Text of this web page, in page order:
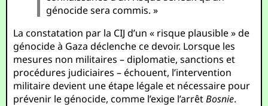
génocide sera commis. »
La constatation par la CIJ d’un « risque plausible » de
génocide à Gaza déclenche ce devoir. Lorsque les
mesures non militaires – diplomatie, sanctions et
procédures judiciaires – échouent, l’intervention
militaire devient une étape légale et nécessaire pour
prévenir le génocide, comme l’exige l’arrêtBosnie.